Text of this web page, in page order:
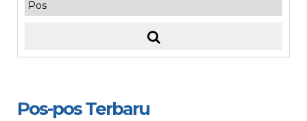
Pos-pos Terbaru